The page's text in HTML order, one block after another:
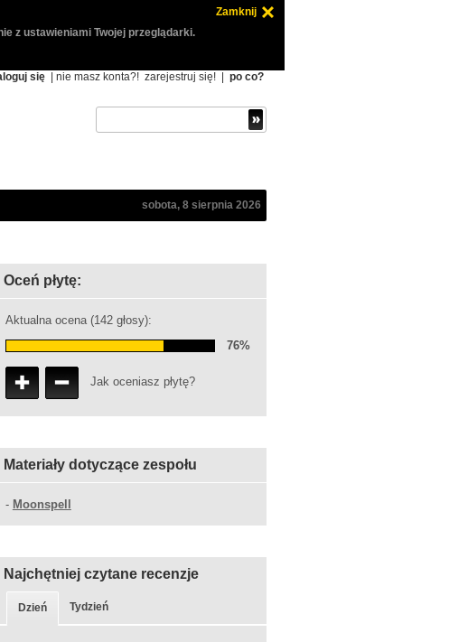
Zamknij
z ustawieniami Twojej przeglądarki.
się | nie masz konta?! zarejestruj się! po co?
sobota, 8 sierpnia 2026
Oceń płytę:
Aktualna ocena (142 głosy):
76%
Jak oceniasz płytę?
Materiały dotyczące zespołu
- Moonspell
Najchętniej czytane recenzje
Dzień Tydzień